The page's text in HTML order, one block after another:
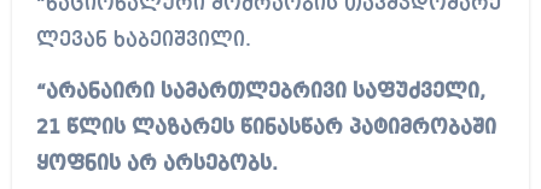
ლევან ხაბეიშვილი.
“არანაირი სამართლებრივი საფუძველი,
21 წლის ლაზარეს წინასწარ პატიმრობაში
ყოფნის არ არსებობს.